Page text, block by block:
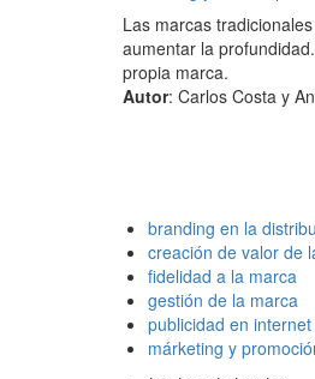
Las marcas
aumentar la
propia marca.
Autor: Carlos Costa y
branding en la
creación de valor de
fidelidad a la marca
gestión de la marca
publicidad en internet
márketing y